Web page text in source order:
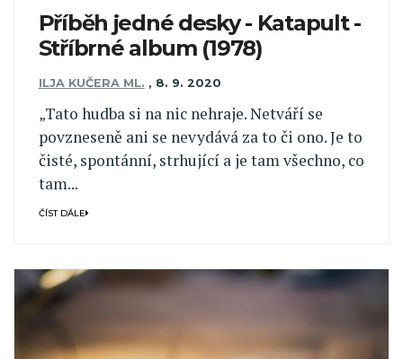
Příběh jedné desky - Katapult -
Stříbrné album (1978)
ILJA KUČERA ML. , 8. 9. 2020
„Tato hudba si na nic nehraje. Netváří se
povzneseně ani se nevydává za to či ono. Je to
čisté, spontánní, strhující a je tam všechno, co
tam...
ČÍST DÁLE